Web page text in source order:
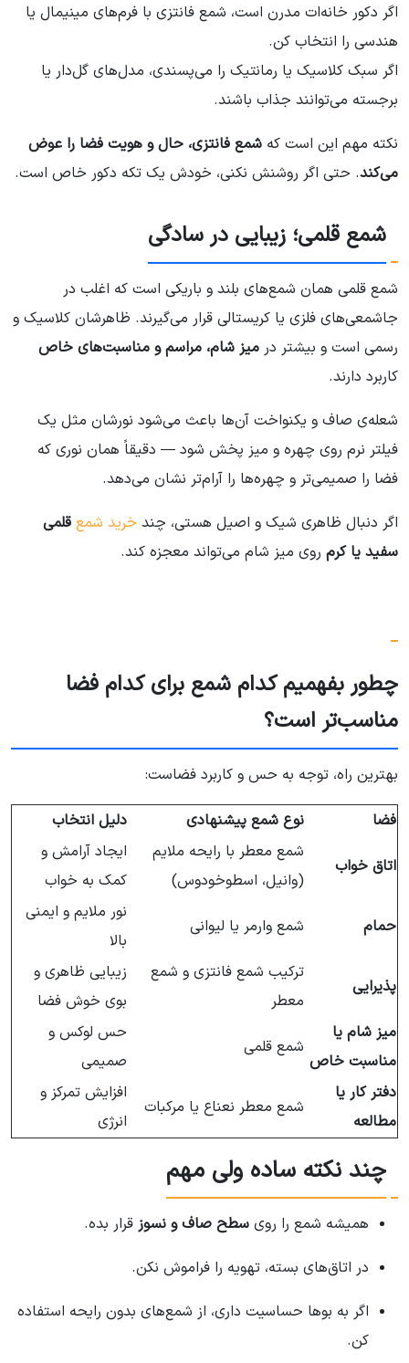
اگر دکور خانه‌ات مدرن است، شمع فانتزی با فرم‌های مینیمال یا
هندسی را انتخاب کن.
اگر سبک کلاسیک یا رمانتیک را می‌پسندی، مدل‌های گل‌دار یا
برجسته می‌توانند جذاب باشند.
نکته مهم این است که شمع فانتزی، حال و هویت فضا را عوض
می‌کند. حتی اگر روشنش نکنی، خودش یک تکه دکور خاص است.
شمع قلمی؛ زیبایی در سادگی
شمع قلمی همان شمع‌های بلند و باریکی است که اغلب در
جاشمعی‌های فلزی یا کریستالی قرار می‌گیرند. ظاهرشان کلاسیک و
رسمی است و بیشتر در میز شام، مراسم و مناسبت‌های خاص
کاربرد دارند.
شعله‌ی صاف و یکنواخت آن‌ها باعث می‌شود نورشان مثل یک
فیلتر نرم روی چهره و میز پخش شود — دقیقاً همان نوری که
فضا را صمیمی‌تر و چهره‌ها را آرام‌تر نشان می‌دهد.
اگر دنبال ظاهری شیک و اصیل هستی، چند خرید شمع قلمی
سفید یا کرم روی میز شام می‌تواند معجزه کند.
چطور بفهمیم کدام شمع برای کدام فضا
مناسب‌تر است؟
بهترین راه، توجه به حس و کاربرد فضاست:
فضا نوع شمع پیشنهادی دلیل انتخاب
اتاق خواب
شمع معطر با رایحه ملایم
(وانیل، اسطوخودوس)
ایجاد آرامش و
کمک به خواب
حمام شمع وارمر یا لیوانی
نور ملایم و ایمنی
بالا
پذیرایی
ترکیب شمع فانتزی و شمع
معطر
زیبایی ظاهری و
بوی خوش فضا
میز شام یا
مناسبت خاص
شمع قلمی
حس لوکس و
صمیمی
دفتر کار یا
مطالعه
شمع معطر نعناع یا مرکبات
افزایش تمرکز و
انرژی
چند نکته ساده ولی مهم
همیشه شمع را روی سطح صاف و نسوز قرار بده.
در اتاق‌های بسته، تهویه را فراموش نکن.
اگر به بوها حساسیت داری، از شمع‌های بدون رایحه استفاده
کن.